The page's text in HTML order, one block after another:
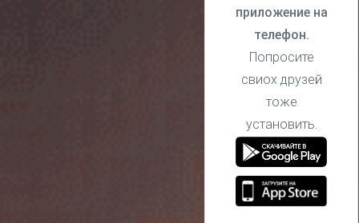
приложение на
телефон.
Попросите
свиох друзей
тоже
установить.